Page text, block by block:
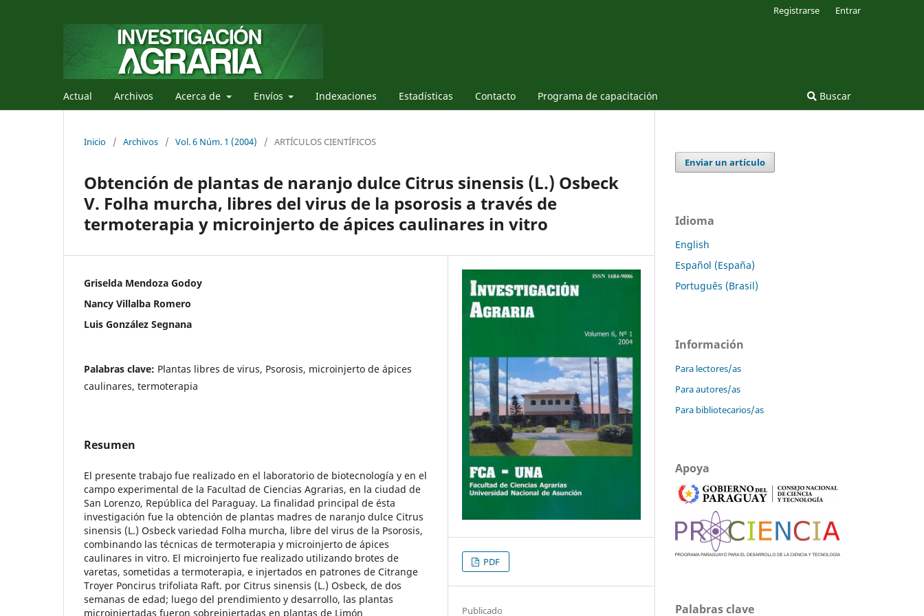
Actual Archivos Acerca de Envíos Indexaciones Estadí­sticas Contacto Programa de capacitación Buscar
Registrarse Entrar
Inicio / Archivos / Vol. 6 Núm. 1 (2004) / ARTÍCULOS CIENTÍFICOS
Obtención de plantas de naranjo dulce Citrus sinensis (L.) Osbeck
V. Folha murcha, libres del virus de la psorosis a través de
termoterapia y microinjerto de ápices caulinares in vitro
Griselda Mendoza Godoy
Nancy Villalba Romero
Luis González Segnana
Palabras clave: Plantas libres de virus, Psorosis, microinjerto de ápices
caulinares, termoterapia
Resumen
El presente trabajo fue realizado en el laboratorio de biotecnología y en el
campo experimental de la Facultad de Ciencias Agrarias, en la ciudad de
San Lorenzo, República del Paraguay. La finalidad principal de ésta
investigación fue la obtención de plantas madres de naranjo dulce Citrus
sinensis (L.) Osbeck variedad Folha murcha, libre del virus de la Psorosis,
combinando las técnicas de termoterapia y microinjerto de ápices
caulinares in vitro. El microinjerto fue realizado utilizando brotes de
varetas, sometidas a termoterapia, e injertados en patrones de Citrange
Troyer Poncirus trifoliata Raft. por Citrus sinensis (L.) Osbeck, de dos
semanas de edad; luego del prendimiento y desarrollo, las plantas
microinjertadas fueron sobreinjertadas en plantas de Limón
PDF
Publicado
Enviar un artículo
Idioma
English
Español (España)
Português (Brasil)
Información
Para lectores/as
Para autores/as
Para bibliotecarios/as
Apoya
Palabras clave